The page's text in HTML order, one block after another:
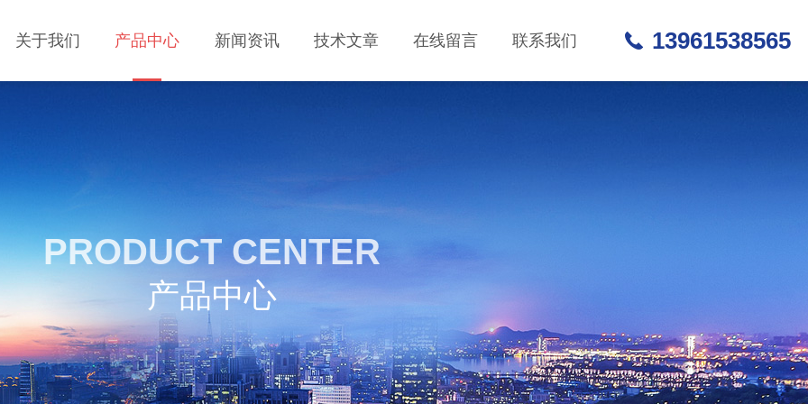
关于我们 产品中心 新闻资讯 技术文章 在线留言 联系我们 13961538565
PRODUCT CENTER
产品中心